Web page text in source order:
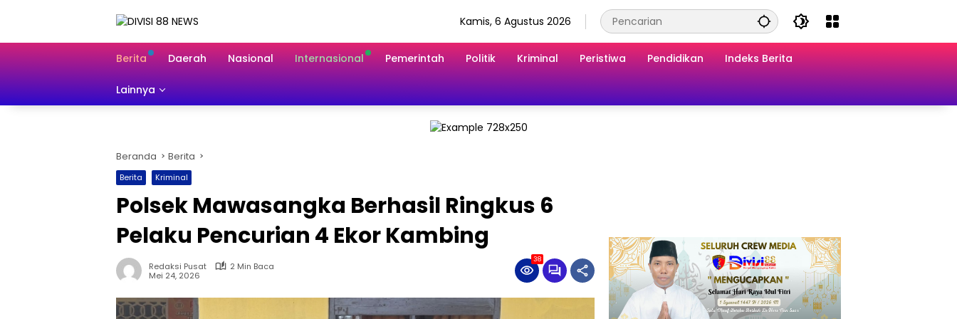
Kamis, 6 Agustus 2026
Berita Daerah Nasional Internasional Pemerintah Politik Kriminal Peristiwa Pendidikan Indeks Berita
Lainnya
Beranda Berita
Berita Kriminal
Polsek Mawasangka Berhasil Ringkus 6
Pelaku Pencurian 4 Ekor Kambing
Redaksi Pusat
2 Min Baca
Mei 24, 2026
38